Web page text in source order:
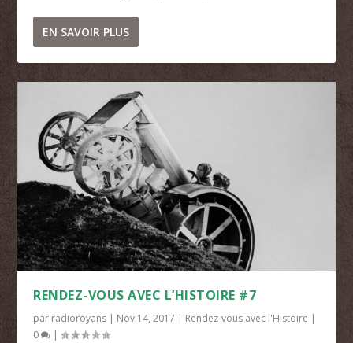
EN SAVOIR PLUS
RENDEZ-VOUS AVEC L’HISTOIRE #7
par radioroyans | Nov 14, 2017 | Rendez-vous avec l'Histoire |
0
|